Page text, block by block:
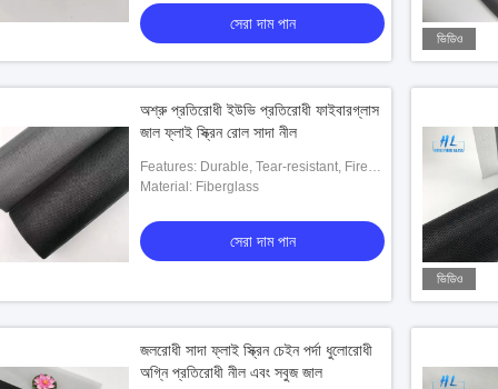
ফ্লাই স্ক্রিন
সেরা দাম পান
ভিডিও
অশ্রু প্রতিরোধী ইউভি প্রতিরোধী ফাইবারগ্লাস
জাল ফ্লাই স্ক্রিন রোল সাদা নীল
Features: Durable, Tear-resistant, Fire-
resistant, UV-resistant, Easy To Install
Material: Fiberglass
সেরা দাম পান
ভিডিও
জলরোধী সাদা ফ্লাই স্ক্রিন চেইন পর্দা ধুলোরোধী
অগ্নি প্রতিরোধী নীল এবং সবুজ জাল